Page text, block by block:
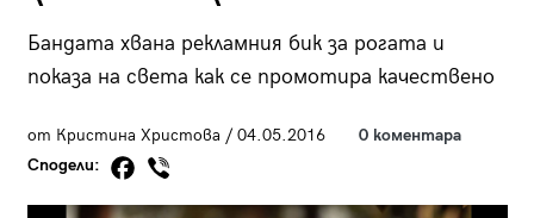
Бандата хвана рекламния бик за рогата и
показа на света как се промотира качествено
от Кристина Христова / 04.05.2016
0 коментара
Сподели: